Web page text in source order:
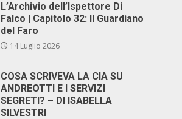
L’Archivio dell’Ispettore Di
Falco | Capitolo 32: Il Guardiano
del Faro
14 Luglio 2026
COSA SCRIVEVA LA CIA SU
ANDREOTTI E I SERVIZI
SEGRETI? – DI ISABELLA
SILVESTRI